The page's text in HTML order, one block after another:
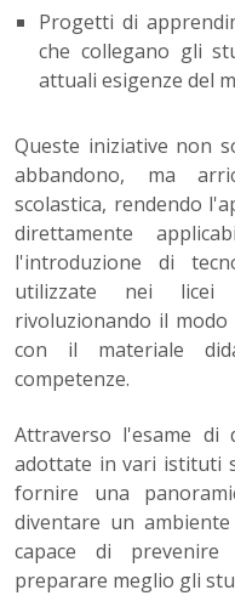
Progetti di
che collegano gli
attuali esigenze del
Queste iniziative non
abbandono, ma
scolastica, rendendo
direttamente
l'introduzione di
utilizzate nei licei
rivoluzionando il
con il materiale
competenze.
Attraverso l'esame di
adottate in vari istituti
fornire una
diventare un
capace di
preparare meglio gli